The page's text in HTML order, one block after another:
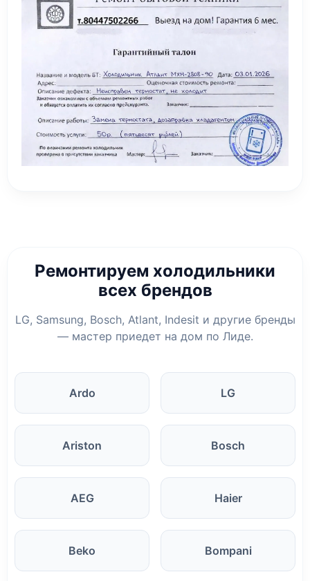
Ремонтируем холодильники
всех брендов
LG, Samsung, Bosch, Atlant, Indesit и другие бренды
— мастер приедет на дом по Лиде.
Ardo LG
Ariston Bosch
AEG Haier
Beko Bompani